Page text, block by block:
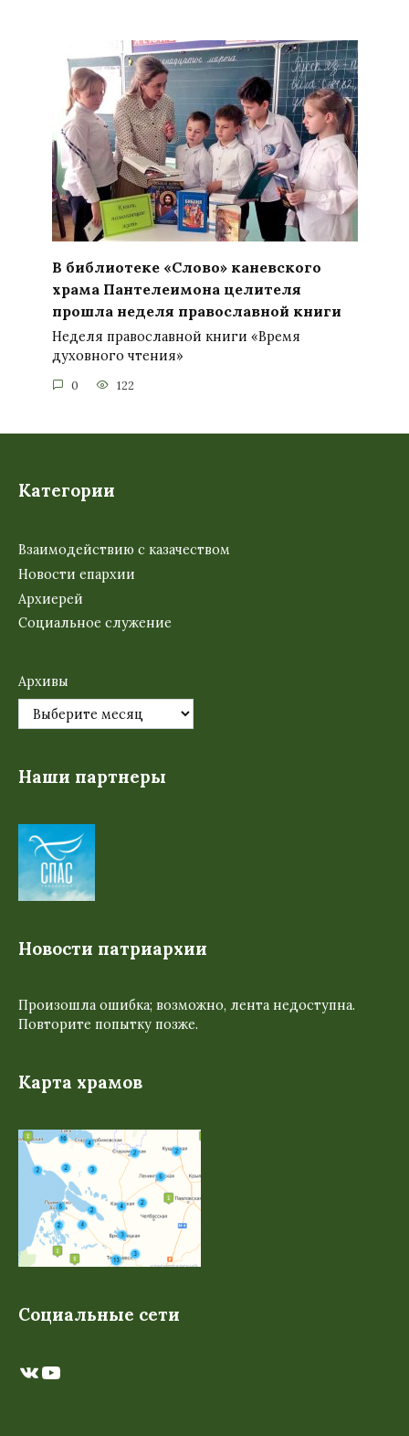
В библиотеке «Слово» каневского
храма Пантелеимона целителя
прошла неделя православной книги
Неделя православной книги «Время
духовного чтения»
0 122
Категории
Взаимодействию с казачеством
Новости епархии
Архиерей
Социальное служение
Архивы
Наши партнеры
Новости патриархии
Произошла ошибка; возможно, лента недоступна.
Повторите попытку позже.
Карта храмов
Социальные сети
ВКонтакте
YouTube